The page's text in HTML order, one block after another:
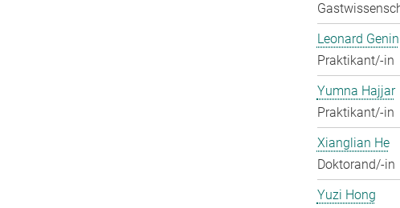
Leonard Genin
Praktikant/-in
Yumna Hajjar
Praktikant/-in
Xianglian He
Doktorand/-in
Yuzi Hong